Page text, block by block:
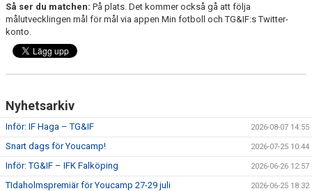
Så ser du matchen: På plats. Det kommer också gå att följa
målutvecklingen mål för mål via appen Min fotboll och TG&IF:s Twitter-
konto.
Nyhetsarkiv
Inför: IF Haga – TG&IF 2026-08-07 14:55
Snart dags för Youcamp! 2026-07-25 10:44
Inför: TG&IF – IFK Falköping 2026-06-26 12:57
TIdaholmspremiär för Youcamp 27-29 juli 2026-06-25 18:32